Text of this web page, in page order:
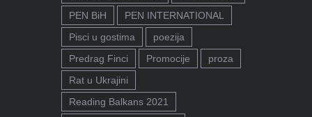
PEN BiH
PEN INTERNATIONAL
Pisci u gostima
poezija
Predrag Finci
Promocije
proza
Rat u Ukrajini
Reading Balkans 2021